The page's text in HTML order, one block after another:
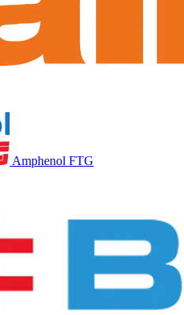
Amphenol FTG